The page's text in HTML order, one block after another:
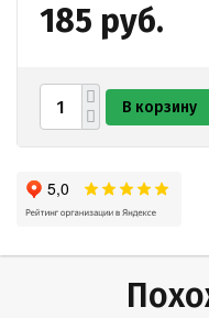
185 руб.
В корзину